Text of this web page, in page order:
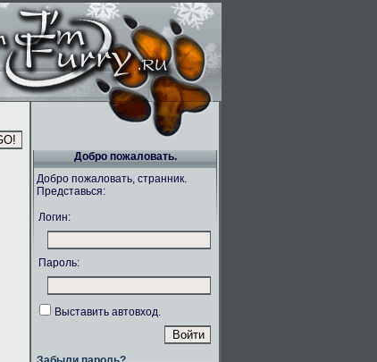
Добро пожаловать.
Добро пожаловать, странник.
Представься:
Логин:
Пароль:
Выставить автовход.